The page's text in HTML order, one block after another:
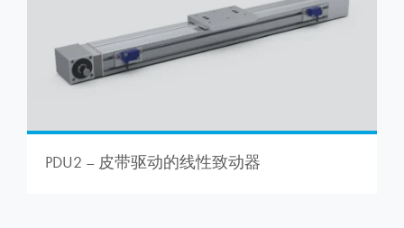
PDU2 – 皮带驱动的线性致动器